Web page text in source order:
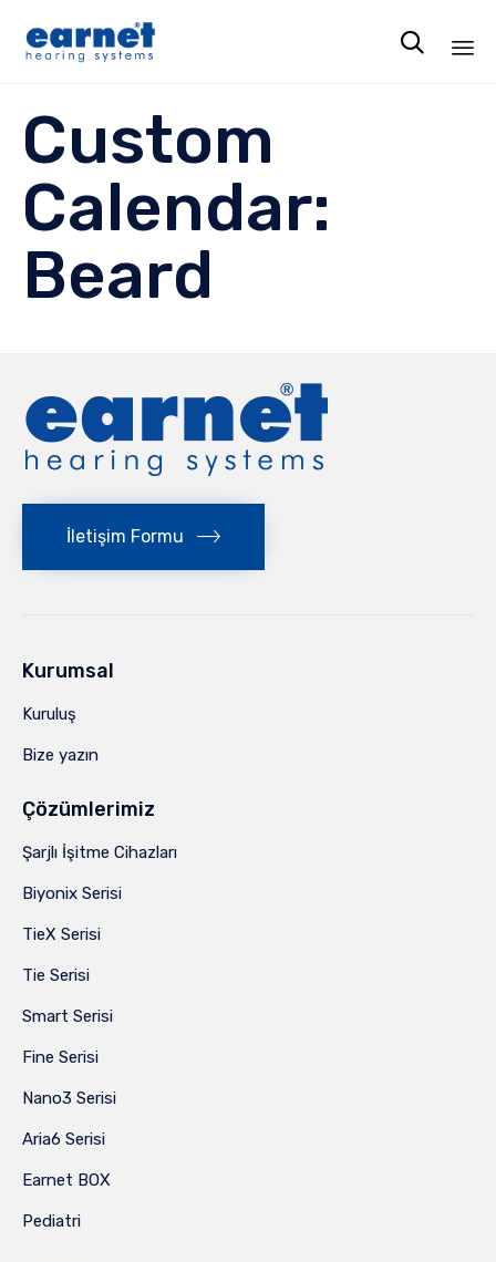

Custom
Calendar:
Beard
İletişim Formu
Kurumsal
Kuruluş
Bize yazın
Çözümlerimiz
Şarjlı İşitme Cihazları
Biyonix Serisi
TieX Serisi
Tie Serisi
Smart Serisi
Fine Serisi
Nano3 Serisi
Aria6 Serisi
Earnet BOX
Pediatri